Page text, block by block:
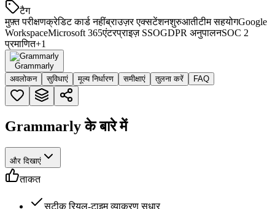
टैग
मुफ़्त परीक्षणक्रेडिट कार्ड नहींब्राउज़र एक्सटेंशनशुरुआतीटीम सहयोगGoogle
WorkspaceMicrosoft 365एंटरप्राइज़ SSOGDPR अनुपालनSOC 2
प्रमाणित+1
Grammarly
अवलोकन
सुविधाएं मूल्य निर्धारण समीक्षाएं तुलना करें FAQ
Grammarly के बारे में
और दिखाएं
ताकत
सटीक रियल-टाइम व्याकरण सुधार